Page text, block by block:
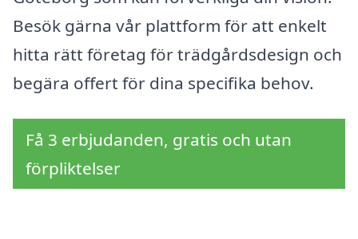
Besök gärna vår plattform för att enkelt
hitta rätt företag för trädgårdsdesign och
begära offert för dina specifika behov.
Få 3 erbjudanden, gratis och utan
förpliktelser